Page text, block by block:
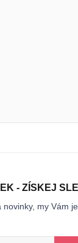
- ZÍSKEJ
novinky, my Vám